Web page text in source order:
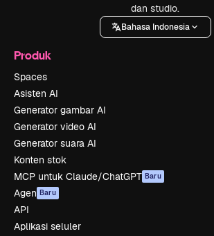
dan studio.
Bahasa Indonesia
Produk
Spaces
Asisten AI
Generator gambar AI
Generator video AI
Generator suara AI
Konten stok
MCP untuk Claude/ChatGPT Baru
Agen Baru
API
Aplikasi seluler